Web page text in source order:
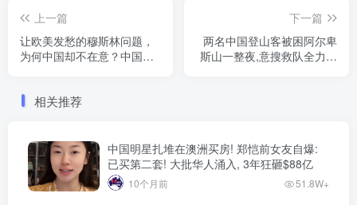
上一篇
让欧美发愁的穆斯林问题，
为何中国却不在意？中国人
下一篇
两名中国登山客被困阿尔卑
斯山一整夜,意搜救队全力营
相关推荐
中国明星扎堆在澳洲买房! 郑恺前女友自爆:
已买第二套! 大批华人涌入, 3年狂砸$88亿
10个月前 51.8W+